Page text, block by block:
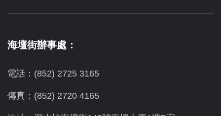
海壇街辦事處：
電話：(852) 2725 3165
傳真：(852) 2720 4165